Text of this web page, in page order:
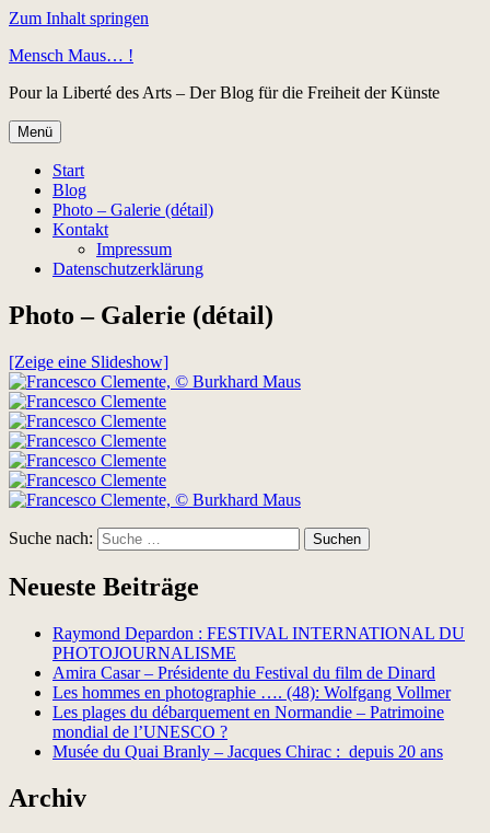
Zum Inhalt springen
Mensch Maus… !
Pour la Liberté des Arts – Der Blog für die Freiheit der Künste
Menü
Start
Blog
Photo – Galerie (détail)
Kontakt
Impressum
Datenschutzerklärung
Photo – Galerie (détail)
[Zeige eine Slideshow]
Suche nach: Suchen
Neueste Beiträge
Raymond Depardon : FESTIVAL INTERNATIONAL DU
PHOTOJOURNALISME
Amira Casar – Présidente du Festival du film de Dinard
Les hommes en photographie …. (48): Wolfgang Vollmer
Les plages du débarquement en Normandie – Patrimoine
mondial de l’UNESCO ?
Musée du Quai Branly – Jacques Chirac : depuis 20 ans
Archiv